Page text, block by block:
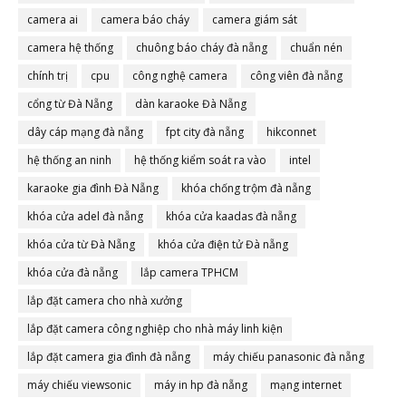
camera ai
camera báo cháy
camera giám sát
camera hệ thống
chuông báo cháy đà nẵng
chuẩn nén
chính trị
cpu công nghệ camera
công viên đà nẵng
cổng từ Đà Nẵng
dàn karaoke Đà Nẵng
dây cáp mạng đà nẵng
fpt city đà nẵng
hikconnet
hệ thống an ninh
hệ thống kiểm soát ra vào
intel
karaoke gia đình Đà Nẵng
khóa chống trộm đà nẵng
khóa cửa adel đà nẵng
khóa cửa kaadas đà nẵng
khóa cửa từ Đà Nẵng
khóa cửa điện tử Đà nẵng
khóa cửa đà nẵng
lắp camera TPHCM
lắp đặt camera cho nhà xưởng
lắp đặt camera công nghiệp cho nhà máy linh kiện
lắp đặt camera gia đình đà nẵng
máy chiếu panasonic đà nẵng
máy chiếu viewsonic
máy in hp đà nẵng
mạng internet